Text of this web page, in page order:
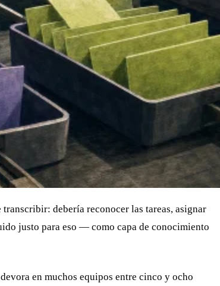
debería reconocer las tareas, asignar
justo para eso — como capa de conocimiento
en muchos equipos entre cinco y ocho